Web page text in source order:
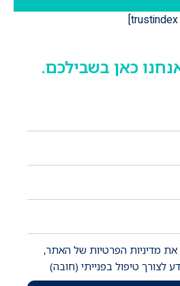
כאן בשבילכם.
יחזור אליכם בהקדם!
הפרטיות של האתר,
טיפול בפנייתי (חובה)